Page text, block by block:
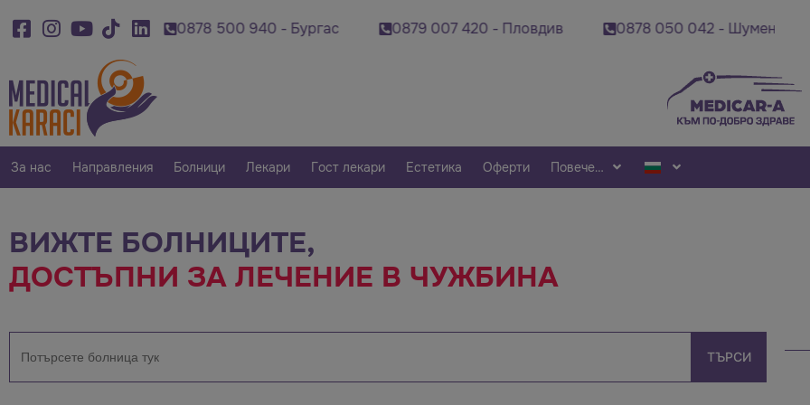
Варна 0878 500 940 - Бургас 0879 007 420 - Пловдив 0878 050 042 - Шумен 0878
За нас Направления Болници Лекари Гост лекари Естетика Оферти Повече…
ВИЖТЕ БОЛНИЦИТЕ,
ДОСТЪПНИ ЗА ЛЕЧЕНИЕ В ЧУЖБИНА
Търсене
за: